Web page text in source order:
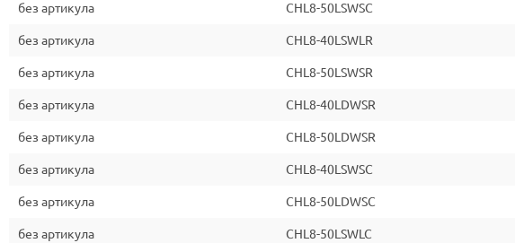
без артикула CHL8-50LSWSC
без артикула CHL8-40LSWLR
без артикула CHL8-50LSWSR
без артикула CHL8-40LDWSR
без артикула CHL8-50LDWSR
без артикула CHL8-40LSWSC
без артикула CHL8-50LDWSC
без артикула CHL8-50LSWLC